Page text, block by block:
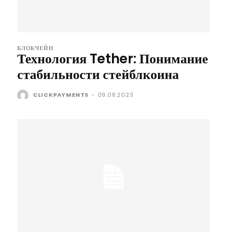
БЛОКЧЕЙН
Технология Tether: Понимание
стабильности стейблкоина
CLICKPAYMENTS - 09.08.2023